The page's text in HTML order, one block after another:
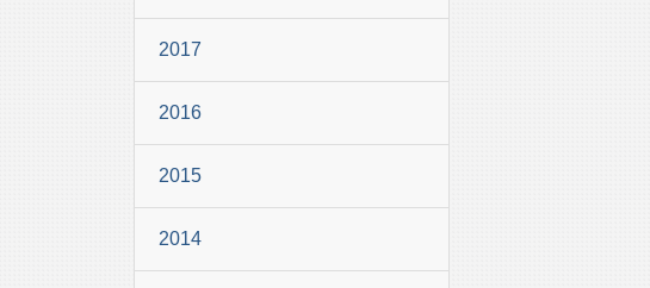
2017
2016
2015
2014